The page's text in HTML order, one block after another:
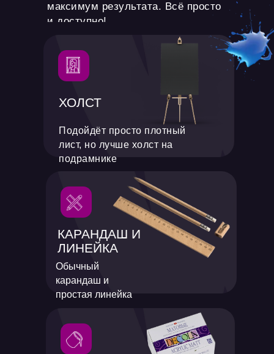
максимум результата. Всё просто
и доступно!
Обычный
карандаш и
простая линейка
КАРАНДАШ И
ЛИНЕЙКА
Подойдёт просто плотный
лист, но лучше холст на
подрамнике
ХОЛСТ